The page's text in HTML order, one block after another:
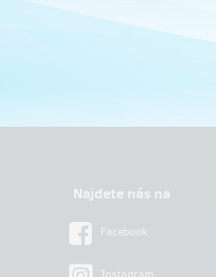
Najdete nás na
Facebook